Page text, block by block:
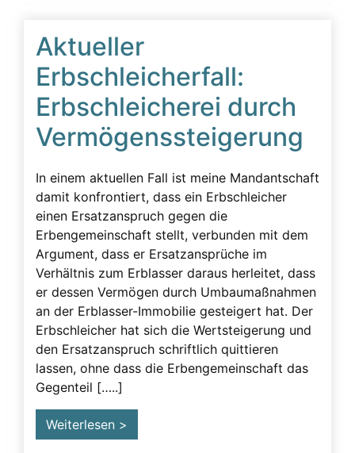
Aktueller
Erbschleicherfall:
Erbschleicherei durch
Vermögenssteigerung
In einem aktuellen Fall ist meine Mandantschaft
damit konfrontiert, dass ein Erbschleicher
einen Ersatzanspruch gegen die
Erbengemeinschaft stellt, verbunden mit dem
Argument, dass er Ersatzansprüche im
Verhältnis zum Erblasser daraus herleitet, dass
er dessen Vermögen durch Umbaumaßnahmen
an der Erblasser-Immobilie gesteigert hat. Der
Erbschleicher hat sich die Wertsteigerung und
den Ersatzanspruch schriftlich quittieren
lassen, ohne dass die Erbengemeinschaft das
Gegenteil […..]
Weiterlesen >
Pressearbeit
Presseartikel
Pressemitteilung
Rechtsanwalt
Schenkungen
Straftaten
Testament
Testamentsänderung erschweren
Testamentsanfechtung
Testierfähigkeit
Unzulässige Beeinflussung
Urkundenfälschung
Vorgehen
Vorsorgevollmacht